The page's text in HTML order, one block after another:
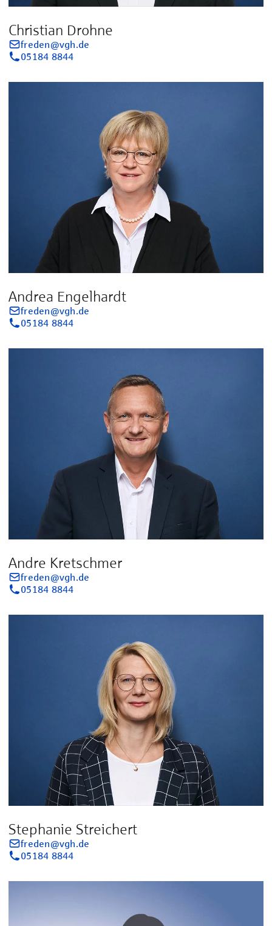
Christian Drohne
freden@vgh.de
05184 8844
Andrea Engelhardt
freden@vgh.de
05184 8844
Andre Kretschmer
freden@vgh.de
05184 8844
Stephanie Streichert
freden@vgh.de
05184 8844